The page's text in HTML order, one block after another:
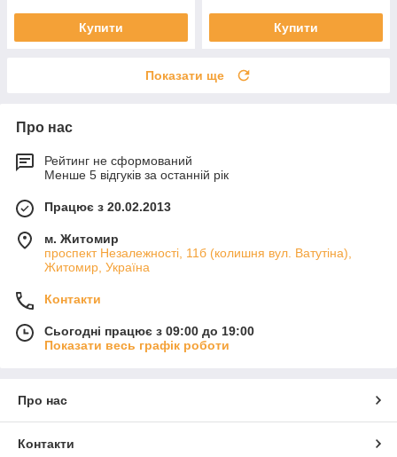
Купити Купити
Показати ще
Про нас
Рейтинг не сформований
Менше 5 відгуків за останній рік
Працює з 20.02.2013
м. Житомир
проспект Незалежності, 11б (колишня вул. Ватутіна),
Житомир, Україна
Контакти
Сьогодні працює з 09:00 до 19:00
Показати весь графік роботи
Про нас
Контакти